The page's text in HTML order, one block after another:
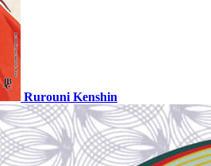
Rurouni Kenshin